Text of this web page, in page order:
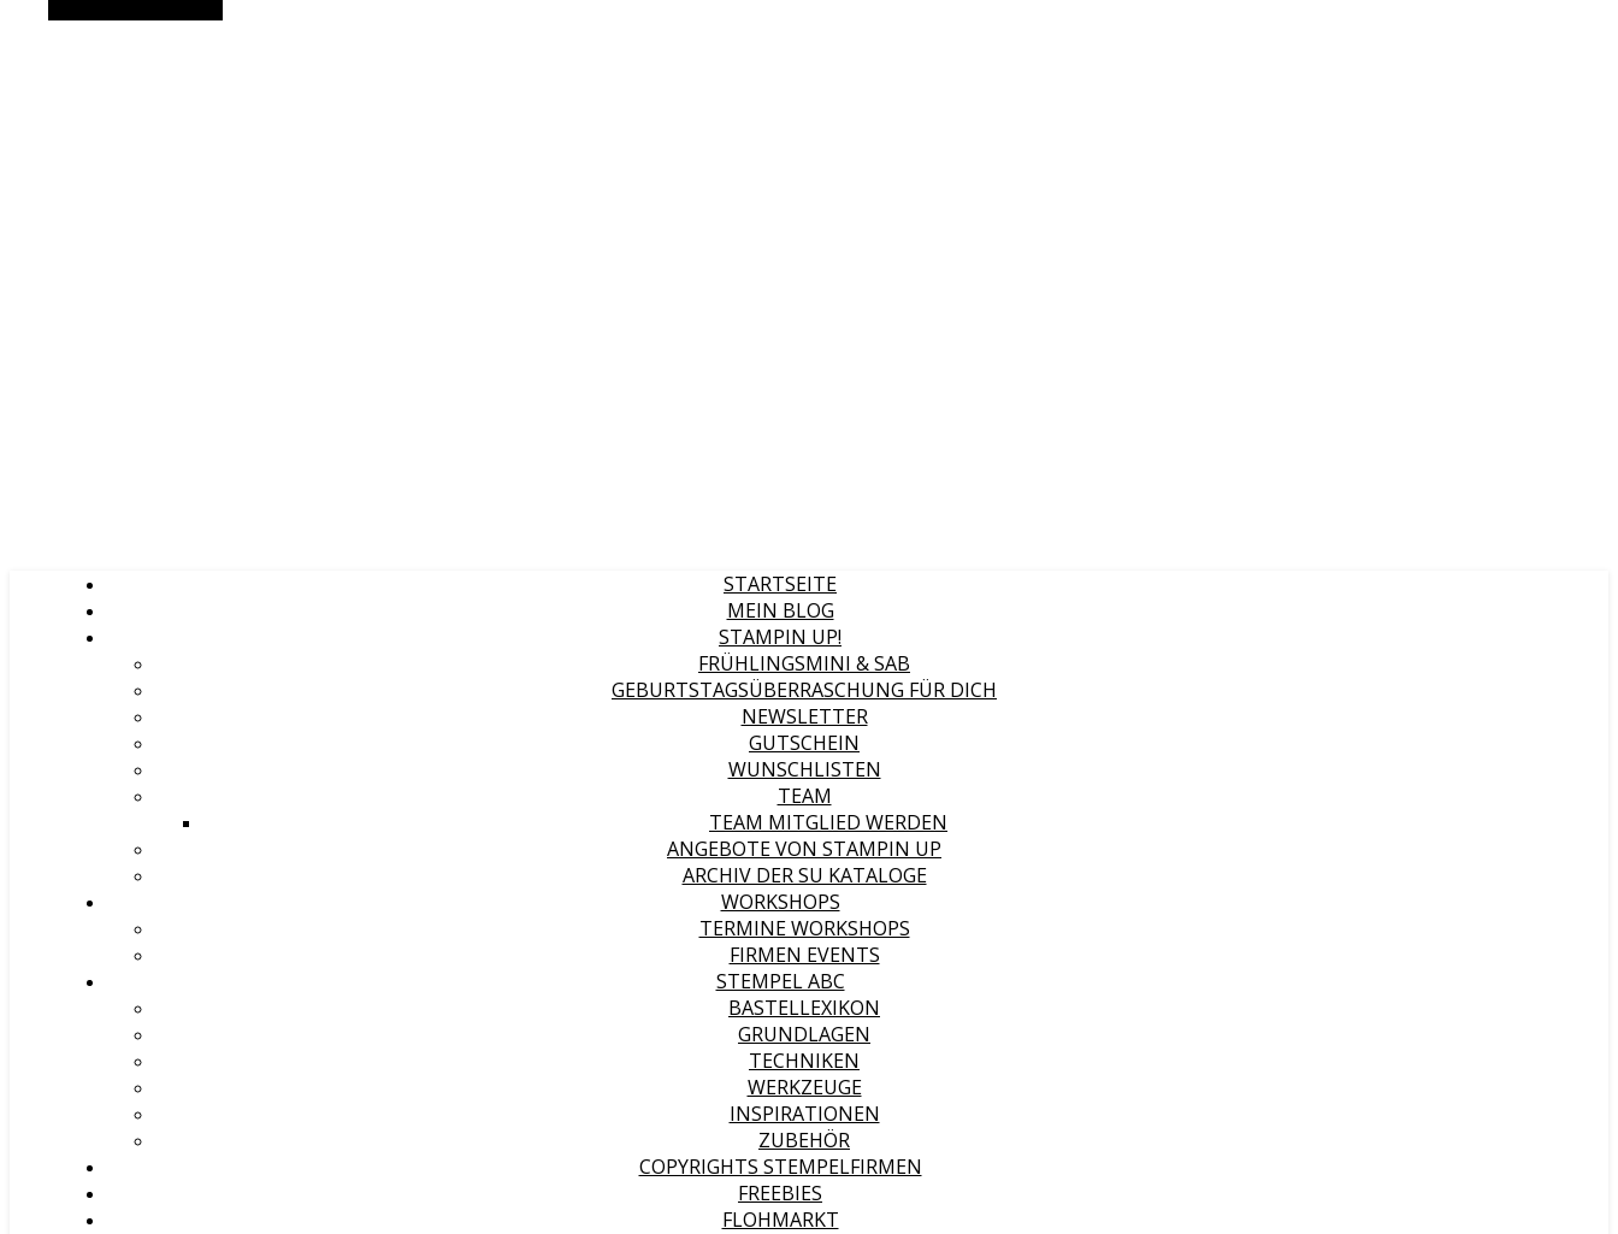
STARTSEITE
MEIN BLOG
STAMPIN UP!
FRÜHLINGSMINI & SAB
GEBURTSTAGSÜBERRASCHUNG FÜR DICH
NEWSLETTER
GUTSCHEIN
WUNSCHLISTEN
TEAM
TEAM MITGLIED WERDEN
ANGEBOTE VON STAMPIN UP
ARCHIV DER SU KATALOGE
WORKSHOPS
TERMINE WORKSHOPS
FIRMEN EVENTS
STEMPEL ABC
BASTELLEXIKON
GRUNDLAGEN
TECHNIKEN
WERKZEUGE
INSPIRATIONEN
ZUBEHÖR
COPYRIGHTS STEMPELFIRMEN
FREEBIES
FLOHMARKT